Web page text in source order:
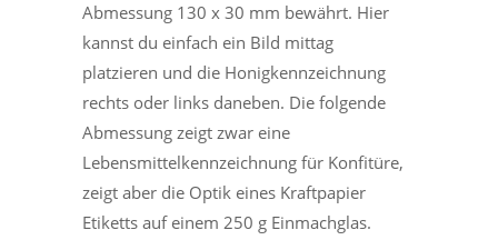
Abmessung 130 x 30 mm bewährt. Hier
kannst du einfach ein Bild mittag
platzieren und die Honigkennzeichnung
rechts oder links daneben. Die folgende
Abmessung zeigt zwar eine
Lebensmittelkennzeichnung für Konfitüre,
zeigt aber die Optik eines Kraftpapier
Etiketts auf einem 250 g Einmachglas.